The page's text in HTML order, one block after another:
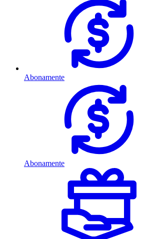
Abonamente
Abonamente